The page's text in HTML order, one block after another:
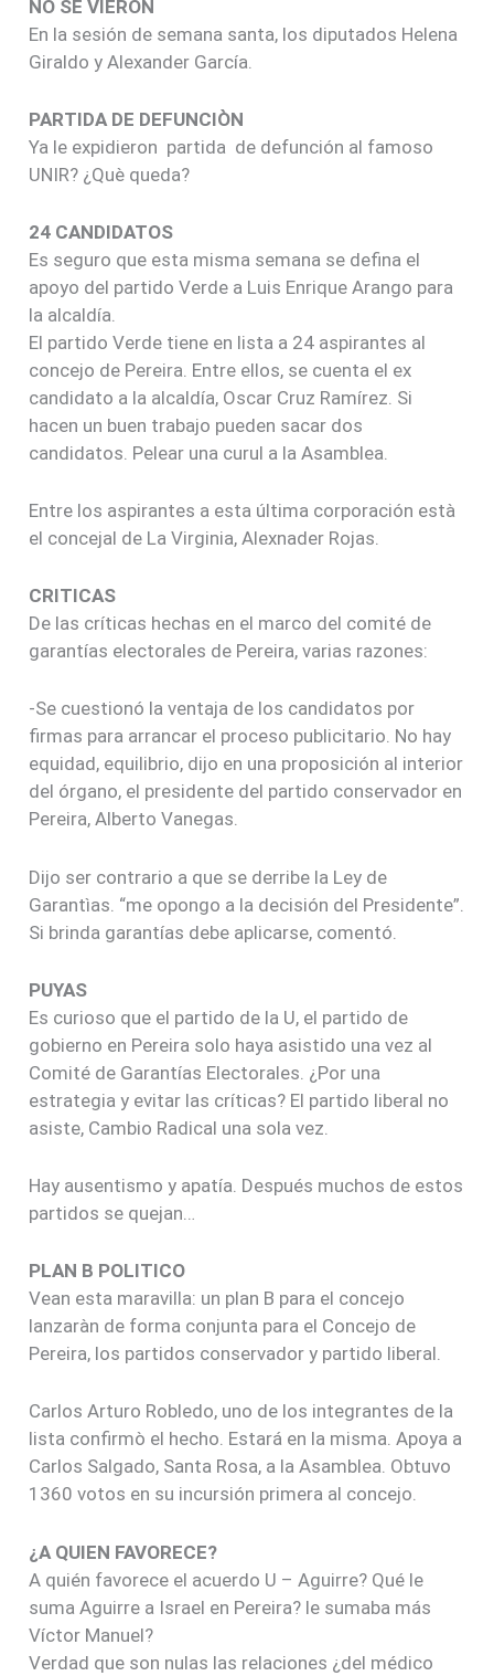
NO SE VIERON
En la sesión de semana santa, los diputados Helena
Giraldo y Alexander García.
PARTIDA DE DEFUNCIÒN
Ya le expidieron partida de defunción al famoso
UNIR? ¿Què queda?
24 CANDIDATOS
Es seguro que esta misma semana se defina el
apoyo del partido Verde a Luis Enrique Arango para
la alcaldía.
El partido Verde tiene en lista a 24 aspirantes al
concejo de Pereira. Entre ellos, se cuenta el ex
candidato a la alcaldía, Oscar Cruz Ramírez. Si
hacen un buen trabajo pueden sacar dos
candidatos. Pelear una curul a la Asamblea.
Entre los aspirantes a esta última corporación està
el concejal de La Virginia, Alexnader Rojas.
CRITICAS
De las críticas hechas en el marco del comité de
garantías electorales de Pereira, varias razones:
-Se cuestionó la ventaja de los candidatos por
firmas para arrancar el proceso publicitario. No hay
equidad, equilibrio, dijo en una proposición al interior
del órgano, el presidente del partido conservador en
Pereira, Alberto Vanegas.
Dijo ser contrario a que se derribe la Ley de
Garantìas. “me opongo a la decisión del Presidente”.
Si brinda garantías debe aplicarse, comentó.
PUYAS
Es curioso que el partido de la U, el partido de
gobierno en Pereira solo haya asistido una vez al
Comité de Garantías Electorales. ¿Por una
estrategia y evitar las críticas? El partido liberal no
asiste, Cambio Radical una sola vez.
Hay ausentismo y apatía. Después muchos de estos
partidos se quejan…
PLAN B POLITICO
Vean esta maravilla: un plan B para el concejo
lanzaràn de forma conjunta para el Concejo de
Pereira, los partidos conservador y partido liberal.
Carlos Arturo Robledo, uno de los integrantes de la
lista confirmò el hecho. Estará en la misma. Apoya a
Carlos Salgado, Santa Rosa, a la Asamblea. Obtuvo
1360 votos en su incursión primera al concejo.
¿A QUIEN FAVORECE?
A quién favorece el acuerdo U – Aguirre? Qué le
suma Aguirre a Israel en Pereira? le sumaba más
Víctor Manuel?
Verdad que son nulas las relaciones ¿del médico